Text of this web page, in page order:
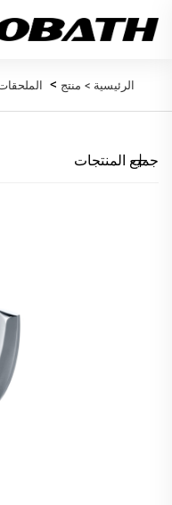
الرئيسية > منتج >
جميع المنتجات